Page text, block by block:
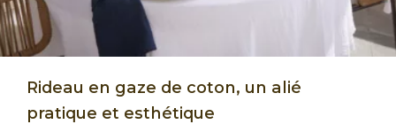
Rideau en gaze de coton, un alié
pratique et esthétique